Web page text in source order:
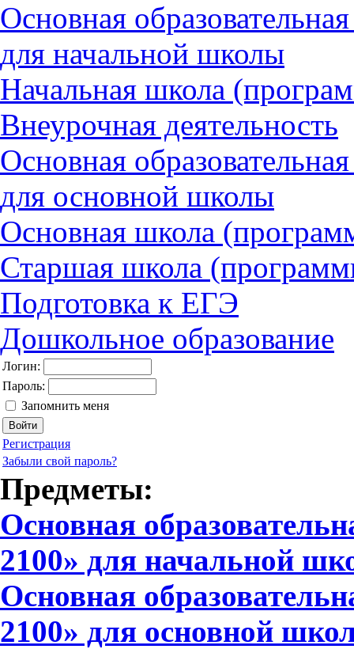
Основная
для начальной школы
Начальная школа
Внеурочная деятельность
Основная
для основной школы
Основная школа
Старшая школа
Подготовка к ЕГЭ
Дошкольное образование
Логин:
Пароль:
Запомнить меня
Регистрация
Забыли свой пароль?
Предметы:
Основная
2100» для начальной
Основная
2100» для основной